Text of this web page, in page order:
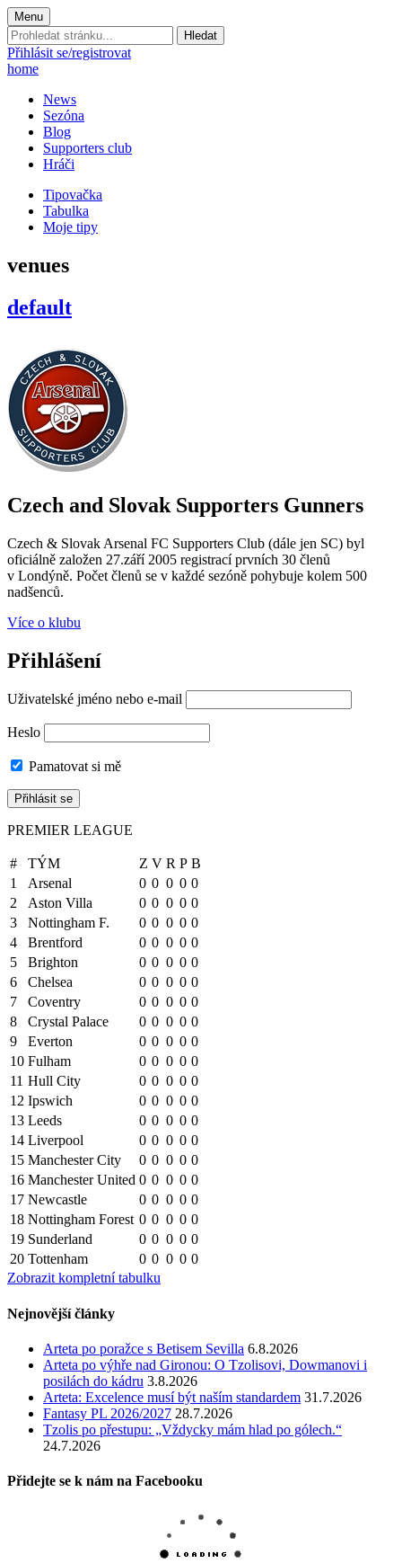
Menu
Prohledat
stránku:
Přihlásit se/registrovat
home
News
Sezóna
Blog
Supporters club
Hráči
Tipovačka
Tabulka
Moje tipy
venues
default
Czech and Slovak Supporters Gunners
Czech & Slovak Arsenal FC Supporters Club (dále jen SC) byl
oficiálně založen 27.září 2005 registrací prvních 30 členů
v Londýně. Počet členů se v každé sezóně pohybuje kolem 500
nadšenců.
Více o klubu
Přihlášení
Uživatelské jméno nebo e-mail
Heslo
Pamatovat si mě
PREMIER LEAGUE
# TÝM Z V R P B
1
Arsenal 0 0 0 0 0
2
Aston Villa 0 0 0 0 0
3
Nottingham F. 0 0 0 0 0
4
Brentford 0 0 0 0 0
5
Brighton 0 0 0 0 0
6
Chelsea 0 0 0 0 0
7
Coventry 0 0 0 0 0
8
Crystal Palace 0 0 0 0 0
9
Everton 0 0 0 0 0
10 Fulham 0 0 0 0 0
11 Hull City 0 0 0 0 0
12 Ipswich 0 0 0 0 0
13 Leeds 0 0 0 0 0
14 Liverpool 0 0 0 0 0
15 Manchester City 0 0 0 0 0
16 Manchester United 0 0 0 0 0
17 Newcastle 0 0 0 0 0
18 Nottingham Forest 0 0 0 0 0
19 Sunderland 0 0 0 0 0
20 Tottenham 0 0 0 0 0
Zobrazit kompletní tabulku
Nejnovější články
Arteta po poražce s Betisem Sevilla 6.8.2026
Arteta po výhře nad Gironou: O Tzolisovi, Dowmanovi i
posilách do kádru 3.8.2026
Arteta: Excelence musí být naším standardem 31.7.2026
Fantasy PL 2026/2027 28.7.2026
Tzolis po přestupu: „Vždycky mám hlad po gólech.“
24.7.2026
Přidejte se k nám na Facebooku